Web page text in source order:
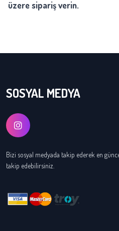
üzere sipariş verin.
SOSYAL MEDYA
Bizi sosyal medyada takip ederek en
takip edebilirsiniz.